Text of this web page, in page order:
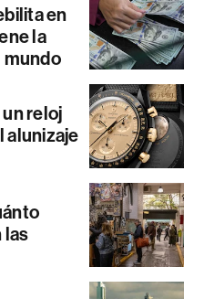
en
la
mundo
reloj
alunizaje
las